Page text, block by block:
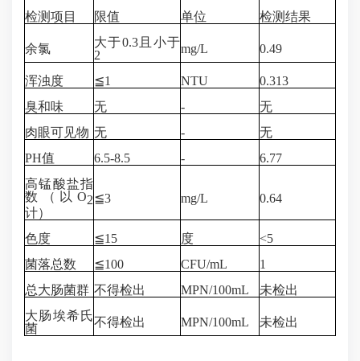
检测项目
限值 单位 检测结果
余氯 大于0.3且小于
2
mg/L 0.49
浑浊度 ≦1 NTU
0.313
臭和味
无 -
无
肉眼可见物 无 -
无
PH值
6.5-8.5 -
6.77
高锰酸盐指
数
（以O2
计）
≦3 mg/L 0.64
色度 ≦15 度
<5
菌落总数
≦100 CFU/mL
1
总大肠菌群 不得检出 MPN/100mL
未检出
大肠埃希氏
菌
不得检出 MPN/100mL 未检出